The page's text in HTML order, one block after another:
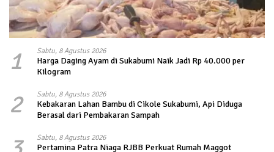
1 Sabtu, 8 Agustus 2026
Harga Daging Ayam di Sukabumi Naik Jadi Rp 40.000 per
Kilogram
2 Sabtu, 8 Agustus 2026
Kebakaran Lahan Bambu di Cikole Sukabumi, Api Diduga
Berasal dari Pembakaran Sampah
Sabtu, 8 Agustus 2026
Pertamina Patra Niaga RJBB Perkuat Rumah Maggot